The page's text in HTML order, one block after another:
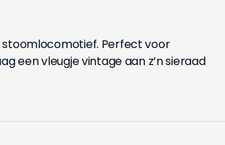
stoomlocomotief. Perfect voor
een vleugje vintage aan z’n sieraad